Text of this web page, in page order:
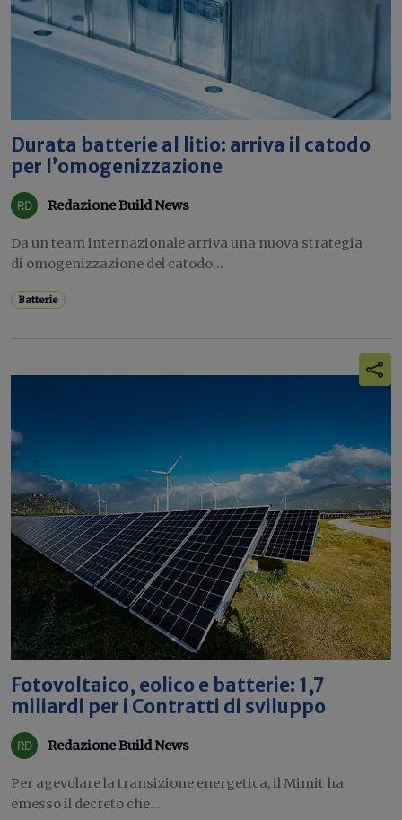
Durata batterie al litio: arriva il catodo
per l’omogenizzazione
Redazione Build News
Da un team internazionale arriva una nuova strategia
di omogenizzazione del catodo...
Batterie
Fotovoltaico, eolico e batterie: 1,7
miliardi per i Contratti di sviluppo
Redazione Build News
Per agevolare la transizione energetica, il Mimit ha
emesso il decreto che...